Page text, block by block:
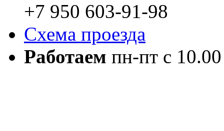
+7 950 603-91-98
Схема проезда
Работаем пн-пт с